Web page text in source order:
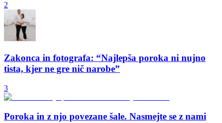
2
Zakonca in fotografa: “Najlepša poroka ni nujno
tista, kjer ne gre nič narobe”
3
Poroka in z njo povezane šale. Nasmejte se z nami